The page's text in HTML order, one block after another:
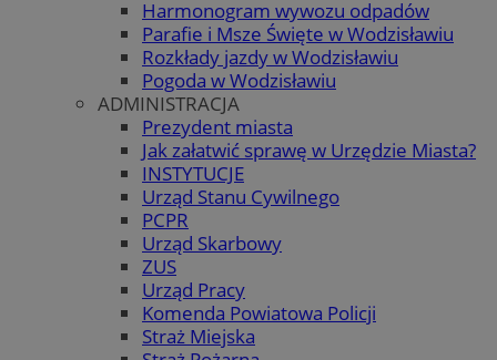
Harmonogram wywozu odpadów
Parafie i Msze Święte w Wodzisławiu
Rozkłady jazdy w Wodzisławiu
Pogoda w Wodzisławiu
ADMINISTRACJA
Prezydent miasta
Jak załatwić sprawę w Urzędzie Miasta?
INSTYTUCJE
Urząd Stanu Cywilnego
PCPR
Urząd Skarbowy
ZUS
Urząd Pracy
Komenda Powiatowa Policji
Straż Miejska